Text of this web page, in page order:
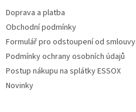
Doprava a platba
Obchodní podmínky
Formulář pro odstoupení od smlouvy
Podmínky ochrany osobních údajů
Postup nákupu na splátky ESSOX
Novinky